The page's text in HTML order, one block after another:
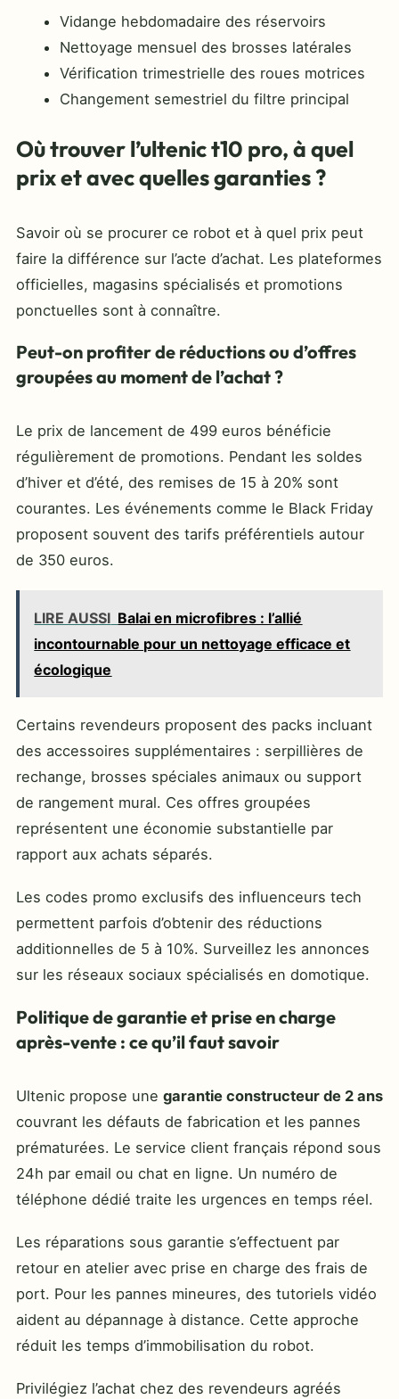
Vidange hebdomadaire des réservoirs
Nettoyage mensuel des brosses latérales
Vérification trimestrielle des roues motrices
Changement semestriel du filtre principal
Où trouver l’ultenic t10 pro, à quel
prix et avec quelles garanties ?
Savoir où se procurer ce robot et à quel prix peut
faire la différence sur l’acte d’achat. Les plateformes
officielles, magasins spécialisés et promotions
ponctuelles sont à connaître.
Peut-on profiter de réductions ou d’offres
groupées au moment de l’achat ?
Le prix de lancement de 499 euros bénéficie
régulièrement de promotions. Pendant les soldes
d’hiver et d’été, des remises de 15 à 20% sont
courantes. Les événements comme le Black Friday
proposent souvent des tarifs préférentiels autour
de 350 euros.
LIRE AUSSI Balai en microfibres : l’allié
incontournable pour un nettoyage efficace et
écologique
Certains revendeurs proposent des packs incluant
des accessoires supplémentaires : serpillières de
rechange, brosses spéciales animaux ou support
de rangement mural. Ces offres groupées
représentent une économie substantielle par
rapport aux achats séparés.
Les codes promo exclusifs des influenceurs tech
permettent parfois d’obtenir des réductions
additionnelles de 5 à 10%. Surveillez les annonces
sur les réseaux sociaux spécialisés en domotique.
Politique de garantie et prise en charge
après-vente : ce qu’il faut savoir
Ultenic propose une garantie constructeur de 2 ans
couvrant les défauts de fabrication et les pannes
prématurées. Le service client français répond sous
24h par email ou chat en ligne. Un numéro de
téléphone dédié traite les urgences en temps réel.
Les réparations sous garantie s’effectuent par
retour en atelier avec prise en charge des frais de
port. Pour les pannes mineures, des tutoriels vidéo
aident au dépannage à distance. Cette approche
réduit les temps d’immobilisation du robot.
Privilégiez l’achat chez des revendeurs agréés